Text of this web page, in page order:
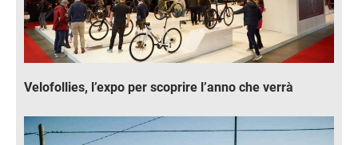
Velofollies, l’expo per scoprire l’anno che verrà
Immagine